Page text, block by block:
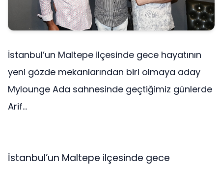
İstanbul’un Maltepe ilçesinde gece hayatının
yeni gözde mekanlarından biri olmaya aday
Mylounge Ada sahnesinde geçtiğimiz günlerde
Arif...
İstanbul’un Maltepe ilçesinde gece